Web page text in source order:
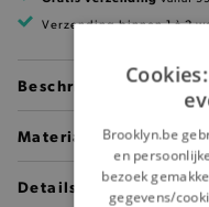
Verzending binnen 1 à 2
Beschrijving
Materiaal
Details
Brooklyn.be
en
bezoek
gegevens/